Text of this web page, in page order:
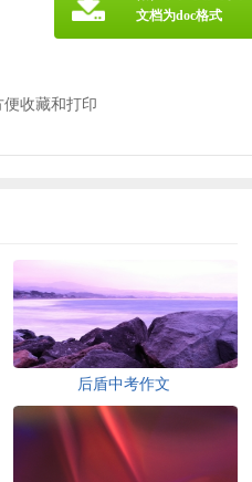
收藏和打印
文档为doc格式
后盾中考作文